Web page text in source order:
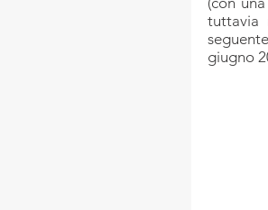
tuttavia
giugno